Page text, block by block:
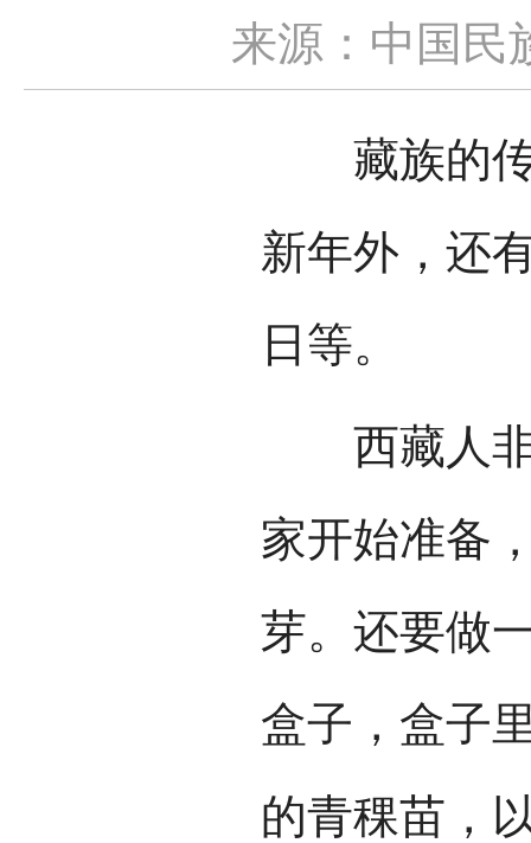
来源：中国民
藏族的传
新年外，还
日等。
西藏人非
家开始准备
芽。还要做
盒子，盒子
的青稞苗，